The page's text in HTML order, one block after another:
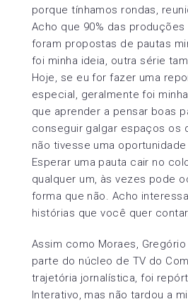
porque tínhamos rondas,
Acho que 90% das
foram propostas de pautas
foi minha ideia, outra série
Hoje, se eu for fazer uma
especial, geralmente foi
que aprender a pensar boas
conseguir galgar espaços os
não tivesse uma
Esperar uma pauta cair no
qualquer um, às vezes pode
forma que não. Acho
histórias que você quer contar.
Assim como Moraes,
parte do núcleo de TV do
trajetória jornalística, foi
Interativo, mas não tardou a